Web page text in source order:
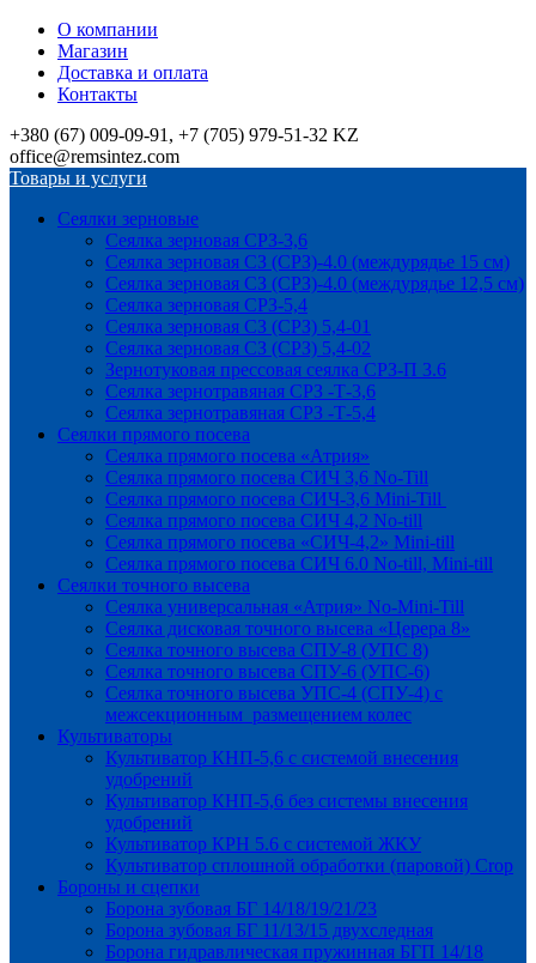
О компании
Магазин
Доставка и оплата
Контакты
+380 (67) 009-09-91, +7 (705) 979-51-32 KZ
office@remsintez.com
Товары и услуги
Сеялки зерновые
Сеялка зерновая СРЗ-3,6
Сеялка зерновая СЗ (СРЗ)-4.0 (междурядье 15 см)
Сеялка зерновая СЗ (СРЗ)-4.0 (междурядье 12,5 см)
Сеялка зерновая СРЗ-5,4
Сеялка зерновая СЗ (СРЗ) 5,4-01
Сеялка зерновая СЗ (СРЗ) 5,4-02
Зернотуковая прессовая сеялка СРЗ-П 3.6
Сеялка зернотравяная СРЗ -Т-3,6
Сеялка зернотравяная СРЗ -Т-5,4
Сеялки прямого посева
Сеялка прямого посева «Атрия»
Сеялка прямого посева СИЧ 3,6 No-Till
Сеялка прямого посева СИЧ-3,6 Mini-Till
Сеялка прямого посева СИЧ 4,2 No-till
Сеялка прямого посева «СИЧ-4,2» Mini-till
Сеялка прямого посева СИЧ 6.0 No-till, Mini-till
Сеялки точного высева
Сеялка универсальная «Атрия» No-Mini-Till
Сеялка дисковая точного высева «Церера 8»
Сеялка точного высева СПУ-8 (УПС 8)
Сеялка точного высева СПУ-6 (УПС-6)
Сеялка точного высева УПС-4 (СПУ-4) с
межсекционным размещением колес
Культиваторы
Культиватор КНП-5,6 с системой внесения
удобрений
Культиватор КНП-5,6 без системы внесения
удобрений
Культиватор КРН 5.6 с системой ЖКУ
Культиватор сплошной обработки (паровой) Crop
Бороны и сцепки
Борона зубовая БГ 14/18/19/21/23
Борона зубовая БГ 11/13/15 двухследная
Борона гидравлическая пружинная БГП 14/18